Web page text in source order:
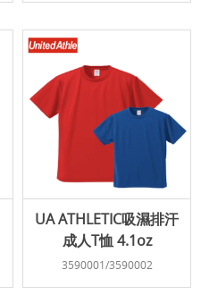
UA ATHLETIC吸濕排汗
成人T恤 4.1oz
3590001/3590002